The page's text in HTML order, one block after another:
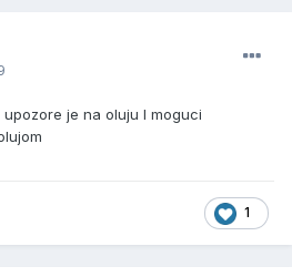
je na oluju I moguci
1